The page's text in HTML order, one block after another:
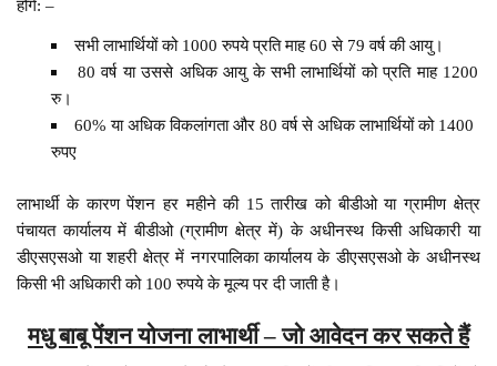
होंगे: –
सभी लाभार्थियों को 1000 रुपये प्रति माह 60 से 79 वर्ष की आयु।
80 वर्ष या उससे अधिक आयु के सभी लाभार्थियों को प्रति माह 1200
रु।
60% या अधिक विकलांगता और 80 वर्ष से अधिक लाभार्थियों को 1400
रुपए
लाभार्थी के कारण पेंशन हर महीने की 15 तारीख को बीडीओ या ग्रामीण क्षेत्र
पंचायत कार्यालय में बीडीओ (ग्रामीण क्षेत्र में) के अधीनस्थ किसी अधिकारी या
डीएसएसओ या शहरी क्षेत्र में नगरपालिका कार्यालय के डीएसएसओ के अधीनस्थ
किसी भी अधिकारी को 100 रुपये के मूल्य पर दी जाती है।
मधु बाबू पेंशन योजना लाभार्थी – जो आवेदन कर सकते हैं